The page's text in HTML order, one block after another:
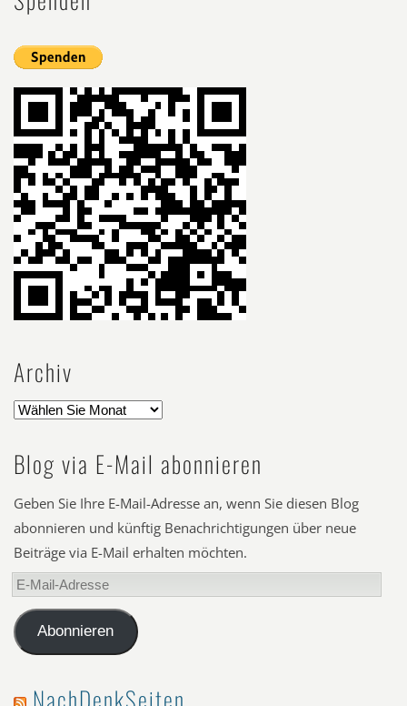
Archiv
Blog via E-Mail abonnieren
Geben Sie Ihre E-Mail-Adresse an, wenn Sie diesen Blog
abonnieren und künftig Benachrichtigungen über neue
Beiträge via E-Mail erhalten möchten.
E-
Mail-
AdresseAbonnieren
NachDenkSeiten